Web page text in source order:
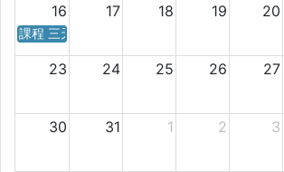
16 17 18 19 20
課程 三天／六天 時間表
23 24 25 26 27
30 31 1 2 3